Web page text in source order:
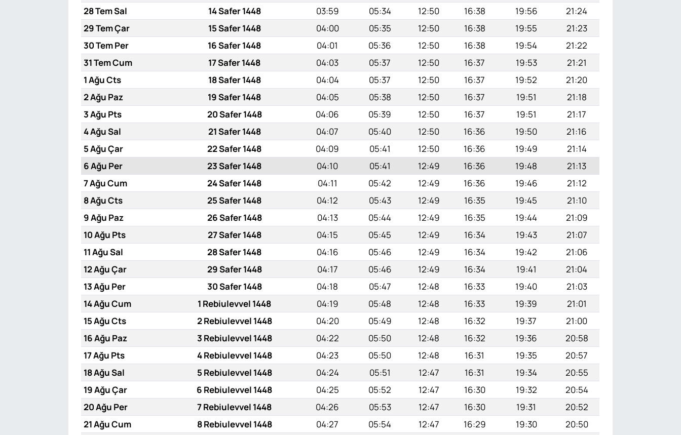
28 Tem Sal
14 Safer 1448 03:59 05:34 12:50 16:38 19:56
21:24
29 Tem Çar
15 Safer 1448 04:00 05:35 12:50 16:38 19:55
21:23
30 Tem Per
16 Safer 1448 04:01 05:36 12:50 16:38 19:54
21:22
31 Tem Cum
17 Safer 1448 04:03 05:37 12:50 16:37 19:53
21:21
1 Ağu Cts
18 Safer 1448 04:04 05:37 12:50 16:37 19:52
21:20
2 Ağu Paz
19 Safer 1448 04:05 05:38 12:50 16:37 19:51
21:18
3 Ağu Pts
20 Safer 1448 04:06 05:39 12:50 16:37 19:51
21:17
4 Ağu Sal
21 Safer 1448 04:07 05:40 12:50 16:36 19:50
21:16
5 Ağu Çar
22 Safer 1448 04:09 05:41 12:50 16:36 19:49
21:14
6 Ağu Per
23 Safer 1448 04:10 05:41 12:49 16:36 19:48
21:13
7 Ağu Cum
24 Safer 1448 04:11 05:42 12:49 16:36 19:46
21:12
8 Ağu Cts
25 Safer 1448 04:12 05:43 12:49 16:35 19:45
21:10
9 Ağu Paz
26 Safer 1448 04:13 05:44 12:49 16:35 19:44
21:09
10 Ağu Pts
27 Safer 1448 04:15 05:45 12:49 16:34 19:43
21:07
11 Ağu Sal
28 Safer 1448 04:16 05:46 12:49 16:34 19:42
21:06
12 Ağu Çar
29 Safer 1448 04:17 05:46 12:49 16:34 19:41
21:04
13 Ağu Per
30 Safer 1448 04:18 05:47 12:48 16:33 19:40
21:03
14 Ağu Cum
1 Rebiulevvel 1448 04:19 05:48 12:48 16:33 19:39
21:01
15 Ağu Cts
2 Rebiulevvel 1448 04:20 05:49 12:48 16:32 19:37
21:00
16 Ağu Paz
3 Rebiulevvel 1448 04:22 05:50 12:48 16:32 19:36
20:58
17 Ağu Pts
4 Rebiulevvel 1448 04:23 05:50 12:48 16:31 19:35
20:57
18 Ağu Sal
5 Rebiulevvel 1448 04:24 05:51 12:47 16:31 19:34
20:55
19 Ağu Çar
6 Rebiulevvel 1448 04:25 05:52 12:47 16:30 19:32
20:54
20 Ağu Per
7 Rebiulevvel 1448 04:26 05:53 12:47 16:30 19:31
20:52
21 Ağu Cum
8 Rebiulevvel 1448 04:27 05:54 12:47 16:29 19:30
20:50